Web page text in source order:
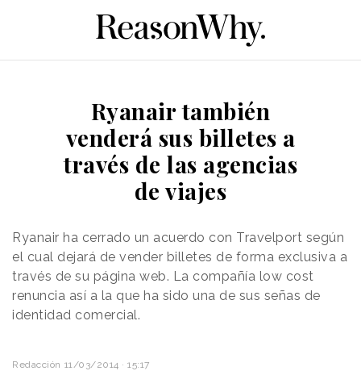
Ryanair también
venderá sus billetes a
través de las agencias
de viajes
Ryanair ha cerrado un acuerdo con Travelport según
el cual dejará de vender billetes de forma exclusiva a
través de su página web. La compañía low cost
renuncia así a la que ha sido una de sus señas de
identidad comercial.
Redacción 11/03/2014 · 15:17